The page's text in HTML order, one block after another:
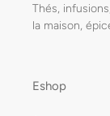
Thés,
la maison,
Eshop